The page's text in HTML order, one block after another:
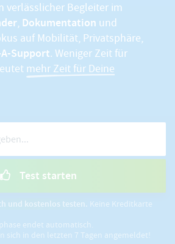
verlässlicher Begleiter im
, Dokumentation und
auf Mobilität, Privatsphäre,
Support. Weniger Zeit für
mehr Zeit für Deine
Test starten
und kostenlos testen. Keine Kreditkarte
endet automatisch.
sich in den letzten 7 Tagen angemeldet!